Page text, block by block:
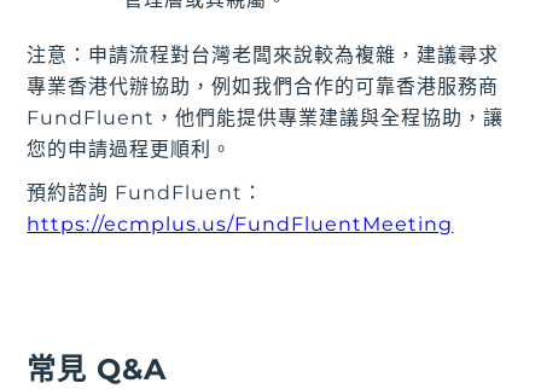
注意：申請流程對台灣老闆來說較為複雜，建議尋求
專業香港代辦協助，例如我們合作的可靠香港服務商
FundFluent，他們能提供專業建議與全程協助，讓
您的申請過程更順利。
預約諮詢 FundFluent：
https://ecmplus.us/FundFluentMeeting
常見 Q&A